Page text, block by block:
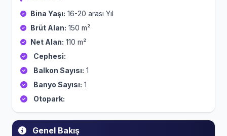
Genel Bakış
Bina Yaşı: 16-20 arası Yıl
Brüt Alan: 150 m²
Net Alan: 110 m²
Cephesi:
Balkon Sayısı: 1
Banyo Sayısı: 1
Otopark: